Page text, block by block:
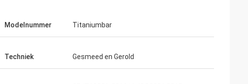
Modelnummer Titaniumbar
Techniek Gesmeed en Gerold